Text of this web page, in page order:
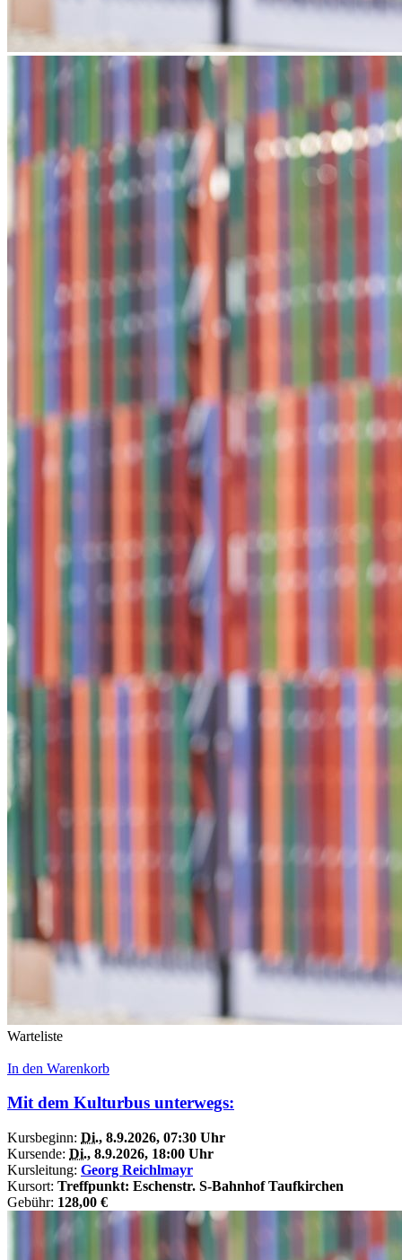
Warteliste
In den Warenkorb
Mit dem Kulturbus unterwegs:
Kursbeginn: Di., 8.9.2026, 07:30 Uhr
Kursende: Di., 8.9.2026, 18:00 Uhr
Kursleitung: Georg Reichlmayr
Kursort: Treffpunkt: Eschenstr. S-Bahnhof Taufkirchen
Gebühr: 128,00 €